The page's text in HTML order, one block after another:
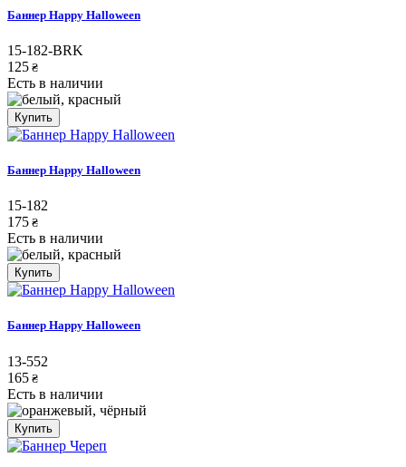
Баннер Happy Halloween
15-182-BRK
125 ₴
Есть в наличии
Купить
Баннер Happy Halloween
15-182
175 ₴
Есть в наличии
Купить
Баннер Happy Halloween
13-552
165 ₴
Есть в наличии
Купить